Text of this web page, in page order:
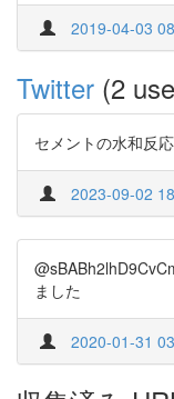
2019-04-03
Twitter (2
セメントの水和反
2023-09-02
ました
2020-01-31